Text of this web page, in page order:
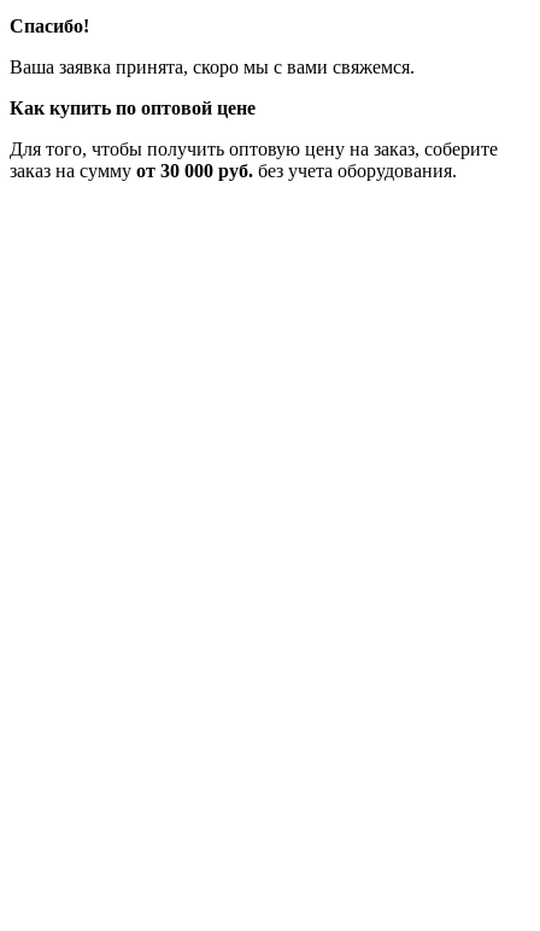
Спасибо!
Ваша заявка принята, скоро мы с вами свяжемся.
Как купить по оптовой цене
Для того, чтобы получить оптовую цену на заказ, соберите
заказ на сумму от 30 000 руб. без учета оборудования.